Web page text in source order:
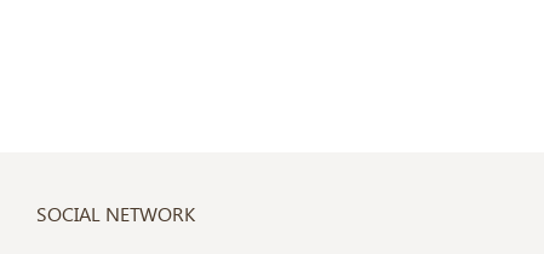
SOCIAL NETWORK